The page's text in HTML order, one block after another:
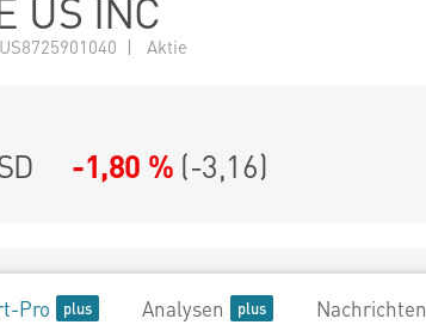
US INC
| Aktie
-1,80 % (-3,16)
Pro Analysen Nachrichten